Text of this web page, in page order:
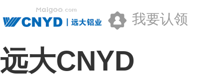
我要认领
远大CNYD